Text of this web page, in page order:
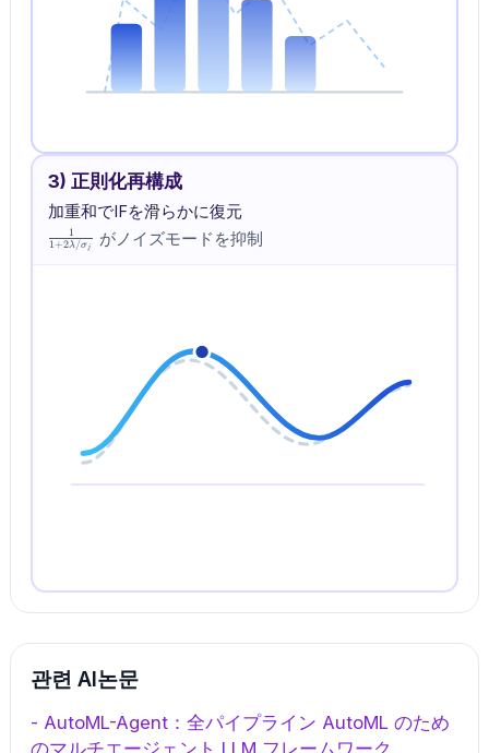
3) 正則化再構成
加重和でIFを滑らかに復元
\frac{1}
{1+2\lambda/\sigma_j}
1+2λ /σj
1 がノイズモードを抑制
관련 AI논문
- AutoML-Agent：全パイプライン AutoML のため
のマルチエージェント LLM フレームワーク